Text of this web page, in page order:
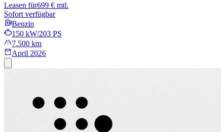
Leasen für699 € mtl.
Sofort verfügbar
Benzin
150 kW/203 PS
7.500 km
April 2026